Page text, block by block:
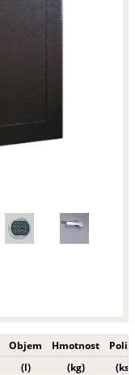
Objem Hmotnost
(l) (kg)
(ks)